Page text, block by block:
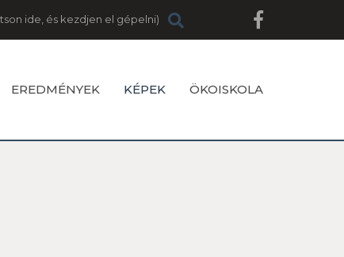
EREDMÉNYEK KÉPEK ÖKOISKOLA